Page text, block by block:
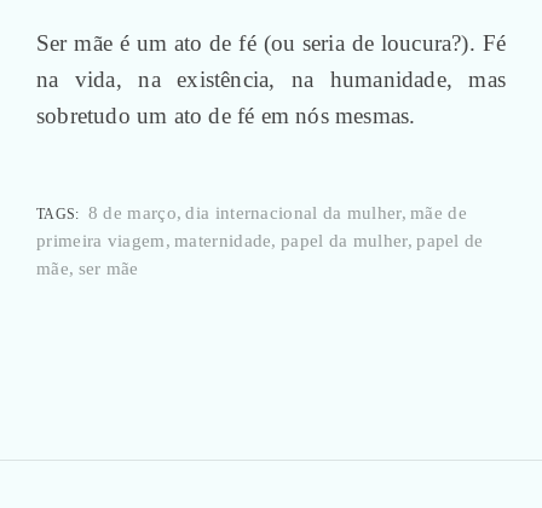
Ser mãe é um ato de fé (ou seria de loucura?). Fé
na vida, na existência, na humanidade, mas
sobretudo um ato de fé em nós mesmas.
TAGS: 8 de março dia internacional da mulher mãe de
primeira viagem maternidade papel da mulher papel de
mãe ser mãe